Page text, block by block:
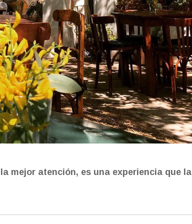
mejor atención, es una experiencia que la